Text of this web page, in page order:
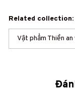
Related collection:
Vật phẩm Thiền an